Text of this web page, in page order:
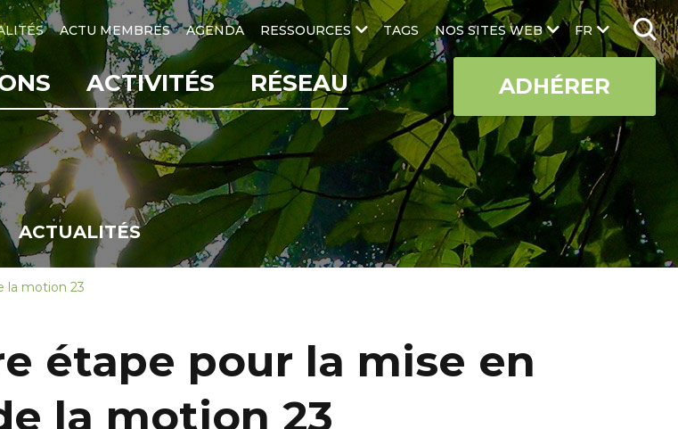
FR
ACTU MEMBRES AGENDA RESSOURCES TAGS NOS SITES WEB
ACTIVITÉS RÉSEAU ADHÉRER
ACTUALITÉS
la motion 23
étape pour la mise en
la motion 23